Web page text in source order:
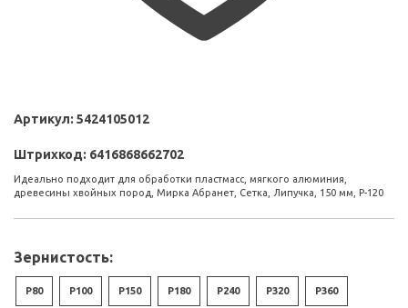
Артикул: 5424105012
Штрихкод: 6416868662702
Идеально подходит для обработки пластмасс, мягкого алюминия,
древесины хвойных пород, Мирка Абранет, Сетка, Липучка, 150 мм, Р-120
Зернистость:
P80 P100 P150 P180 P240 P320 P360